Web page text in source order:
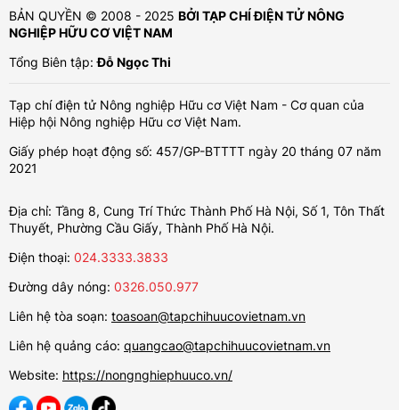
BẢN QUYỀN © 2008 - 2025 BỞI TẠP CHÍ ĐIỆN TỬ NÔNG
NGHIỆP HỮU CƠ VIỆT NAM
Tổng Biên tập:Đỗ Ngọc Thi
Tạp chí điện tử Nông nghiệp Hữu cơ Việt Nam - Cơ quan của
Hiệp hội Nông nghiệp Hữu cơ Việt Nam.
Giấy phép hoạt động số: 457/GP-BTTTT ngày 20 tháng 07 năm
2021
Địa chỉ: Tầng 8, Cung Trí Thức Thành Phố Hà Nội, Số 1, Tôn Thất
Thuyết, Phường Cầu Giấy, Thành Phố Hà Nội.
Điện thoại: 024.3333.3833
Đường dây nóng: 0326.050.977
Liên hệ tòa soạn: toasoan@tapchihuucovietnam.vn
Liên hệ quảng cáo: quangcao@tapchihuucovietnam.vn
Website: https://nongnghiephuuco.vn/